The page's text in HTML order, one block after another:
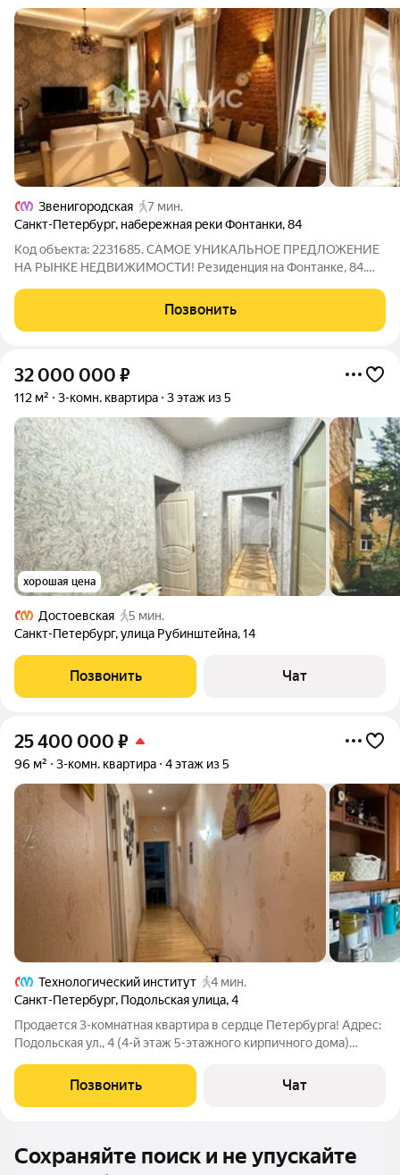
Звенигородская
7 мин.
Санкт-Петербург, набережная реки Фонтанки,84
Код объекта: 2231685. САМОЕ УНИКАЛЬНОЕ ПРЕДЛОЖЕНИЕ
НА РЫНКЕ НЕДВИЖИМОСТИ! Резиденция на Фонтанке, 84.
сами за себя. Фонтанка, 84 из их числа. Дом, в котором
расположена квартира настоящая
Позвонить
32 000 000 ₽
112 м² 3-комн. квартира 3 этаж из 5
хорошая цена
Достоевская
5 мин.
Санкт-Петербург,улица Рубинштейна,14
Позвонить Чат
25 400 000 ₽
96 м² 3-комн. квартира 4 этаж из 5
Технологический институт
4 мин.
Санкт-Петербург, Подольская улица,4
Продается 3-комнатная квартира в сердце Петербурга! Адрес:
Подольская ул., 4 (4-й этаж 5-этажного кирпичного дома)
метра, окна на улицу, максимум естественного света. Балкон
для отдыха с
Позвонить Чат
Сохраняйте поиск и не упускайте